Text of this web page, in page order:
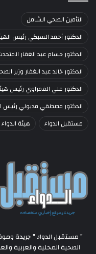
التأمين الصحي الشامل
الدكتور أحمد السبكي رئيس
الدكتور حسام عبد الغفار
الدكتور خالد عبد الغفار وزير
الدكتور علي الغمراوي رئيس
الدكتور مصطفي مدبولي رئيس
مستقبل الدواء
هيئة
" مستقبل الدواء " جريدة
الصحية المحلية والعربية